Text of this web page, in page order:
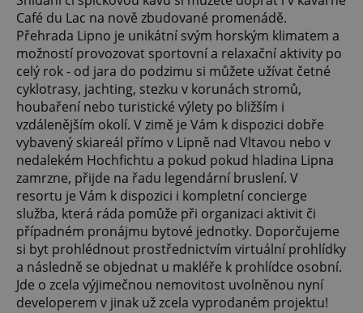
Café du Lac na nově zbudované promenádě.
Přehrada Lipno je unikátní svým horským klimatem a
možností provozovat sportovní a relaxační aktivity po
celý rok - od jara do podzimu si můžete užívat četné
cyklotrasy, jachting, stezku v korunách stromů,
houbaření nebo turistické výlety po bližším i
vzdálenějším okolí. V zimě je Vám k dispozici dobře
vybavený skiareál přímo v Lipně nad Vltavou nebo v
nedalekém Hochfichtu a pokud pokud hladina Lipna
zamrzne, přijde na řadu legendární bruslení. V
resortu je Vám k dispozici i kompletní concierge
služba, která ráda pomůže při organizaci aktivit či
případném pronájmu bytové jednotky. Doporčujeme
si byt prohlédnout prostřednictvím virtuální prohlídky
a následně se objednat u makléře k prohlídce osobní.
Jde o zcela výjimečnou nemovitost uvolněnou nyní
developerem v jinak už zcela vyprodaném projektu!